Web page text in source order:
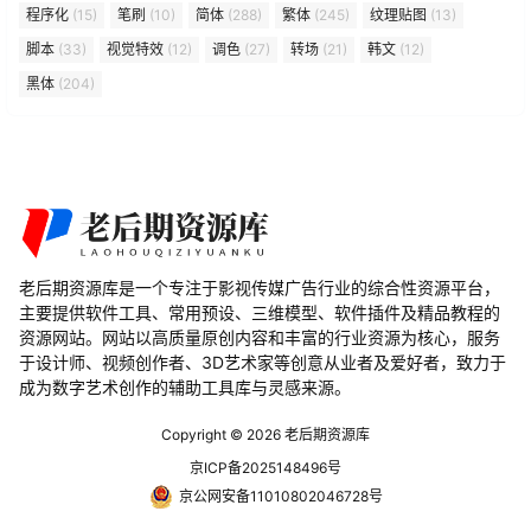
程序化 (15) 笔刷 (10) 简体 (288) 繁体 (245) 纹理贴图 (13)
脚本 (33) 视觉特效 (12) 调色 (27) 转场 (21) 韩文 (12)
黑体 (204)
老后期资源库是一个专注于影视传媒广告行业的综合性资源平台，
主要提供软件工具、常用预设、三维模型、软件插件及精品教程的
资源网站。网站以高质量原创内容和丰富的行业资源为核心，服务
于设计师、视频创作者、3D艺术家等创意从业者及爱好者，致力于
成为数字艺术创作的辅助工具库与灵感来源。
Copyright © 2026 老后期资源库
京ICP备2025148496号
京公网安备11010802046728号